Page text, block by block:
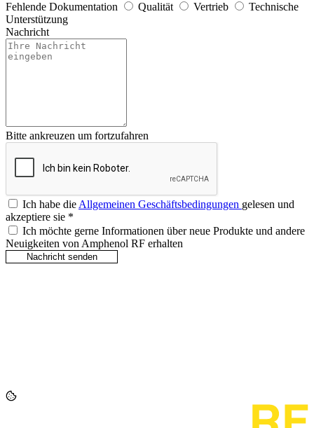
Fehlende Dokumentation
Qualität Vertrieb
Technische
Unterstützung
Nachricht
Bitte ankreuzen um fortzufahren
Ich habe dieAllgemeinen Geschäftsbedingungen gelesen und
akzeptiere sie *
Ich möchte gerne Informationen über neue Produkte und andere
Neuigkeiten von Amphenol RF erhalten